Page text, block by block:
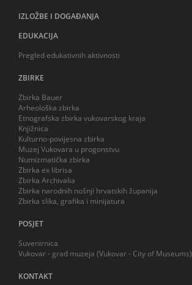
IZLOŽBE I DOGAĐANJA
EDUKACIJA
Pregled edukativnih aktivnosti
ZBIRKE
Zbirka Bauer
Arheološka zbirka
Etnografska zbirka vukovarskog kraja
Knjižnica
Kulturno-povijesna zbirka
Muzej Vukovara u progonstvu
Numizmatička zbirka
Zbirka ex librisa
Zbirka Archivalia
Zbirka narodnih nošnji hrvatskih županija
Zbirka slika, grafika i minijatura
POSJET
Suvenirnica
Vukovar - grad muzeja (Vukovar - City of Museums)
KONTAKT